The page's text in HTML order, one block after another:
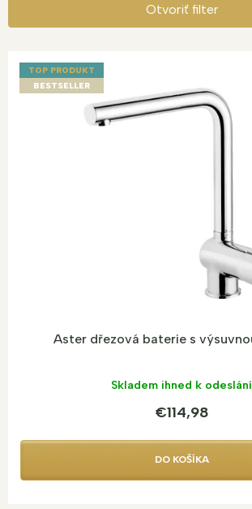
Otvoriť filter
TOP PRODUKT
BESTSELLER
Aster dřezová baterie s
Skladem ihned k odeslání
€114,98
DO KOŠÍKA